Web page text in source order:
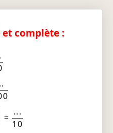
et complète :
=
...
10